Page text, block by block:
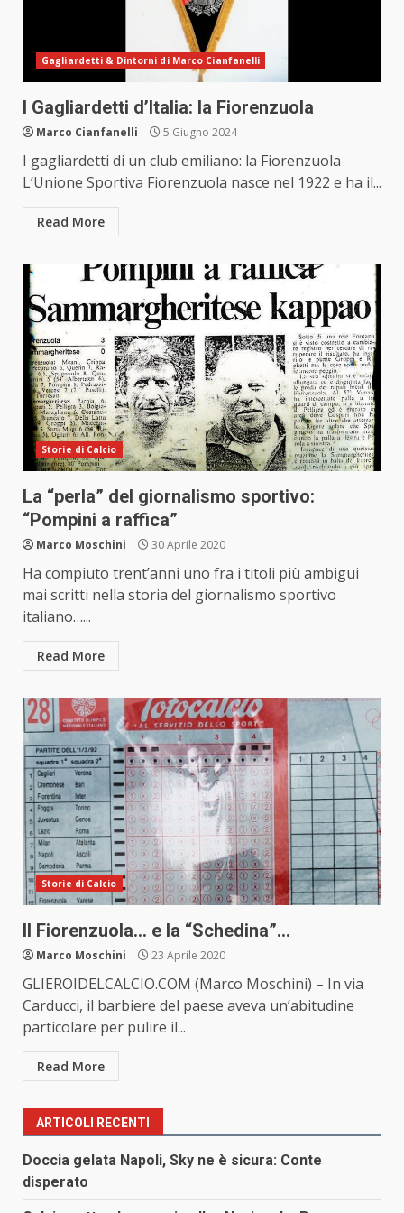
Gagliardetti & Dintorni di Marco Cianfanelli
I Gagliardetti d’Italia: la Fiorenzuola
Marco Cianfanelli 5 Giugno 2024
I gagliardetti di un club emiliano: la Fiorenzuola
L’Unione Sportiva Fiorenzuola nasce nel 1922 e ha il...
Read More
Storie di Calcio
La “perla” del giornalismo sportivo:
“Pompini a raffica”
Marco Moschini 30 Aprile 2020
Ha compiuto trent’anni uno fra i titoli più ambigui
mai scritti nella storia del giornalismo sportivo
italiano…...
Read More
Storie di Calcio
Il Fiorenzuola… e la “Schedina”…
Marco Moschini 23 Aprile 2020
GLIEROIDELCALCIO.COM (Marco Moschini) – In via
Carducci, il barbiere del paese aveva un’abitudine
particolare per pulire il...
Read More
ARTICOLI RECENTI
Doccia gelata Napoli, Sky ne è sicura: Conte
disperato